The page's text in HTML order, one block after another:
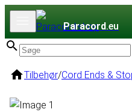
Paracord.eu
Tilbehør/Cord Ends &